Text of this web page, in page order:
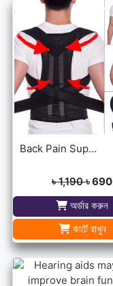
Back Pain Support Belt For Men & Womens
৳ 1,190৳ 690
অর্ডার করুন
কার্টে রাখুন